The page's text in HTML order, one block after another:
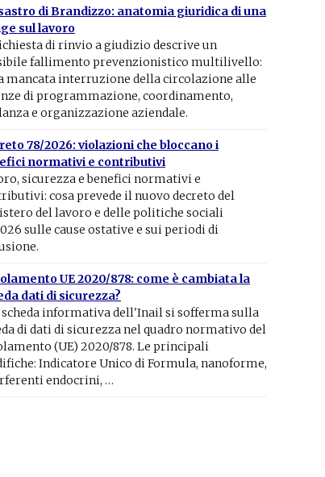
di Brandizzo: anatomia giuridica di una
sul lavoro
di rinvio a giudizio descrive un
fallimento prevenzionistico multilivello:
mancata interruzione della circolazione alle
di programmazione, coordinamento,
e organizzazione aziendale.
78/2026: violazioni che bloccano i
normativi e contributivi
sicurezza e benefici normativi e
cosa prevede il nuovo decreto del
del lavoro e delle politiche sociali
sulle cause ostative e sui periodi di
UE 2020/878: come è cambiata la
dati di sicurezza?
scheda informativa dell'Inail si sofferma sulla
di dati di sicurezza nel quadro normativo del
(UE) 2020/878. Le principali
Indicatore Unico di Formula, nanoforme,
endocrini, …